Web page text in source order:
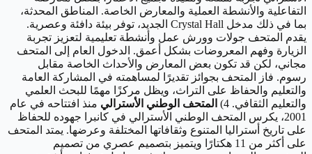
التفاعلية والأنشطة العملية والمعارض الخاصة. المناطق المحدثة،
بما في ذلك مدخل Crystal Hall الجديد، توفر بيئة دافئة وعصرية.
يقدم المتحف جولات وورش عمل وأنشطة تعليمية لتعزيز تجربة
الزيارة وفهم المعروضات بشكل أعمق. الدخول العام إلى المتحف
مجاني، لكن قد تكون بعض المعارض والأحداث الخاصة مقابل
رسوم. فاز المتحف بجوائز تقديرًا لمساهمته في المشاركة العامة
والتعليم والحفاظ على التراث، ويظل مركزًا مهمًا للبحث العلمي
والتعليم الثقافي. 4)
المتحف الوطني الأسترالي منذ افتتاحه في عام
2001، يكرس المتحف الوطني الأسترالي في كانبرا جهوده للحفاظ
على تاريخ أستراليا المتنوع وثقافاتها المختلفة وعرضها. يمتد المتحف
على أكثر من 11 هكتارًا ويتميز بتصميم عصري من تصميم